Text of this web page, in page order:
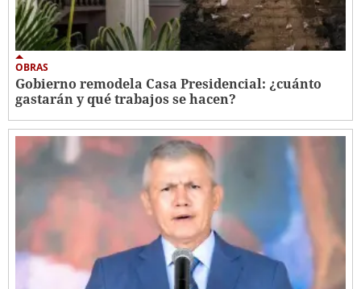
OBRAS
Gobierno remodela Casa Presidencial: ¿cuánto
gastarán y qué trabajos se hacen?